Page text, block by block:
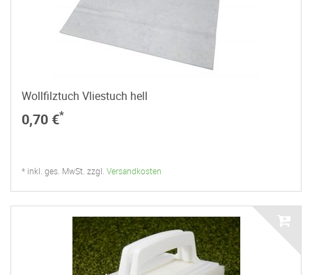
Wollfilztuch Vliestuch hell
0,70 €*
* inkl. ges. MwSt. zzgl. Versandkosten